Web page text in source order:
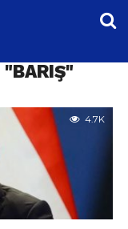
"BARIŞ"
4.7K